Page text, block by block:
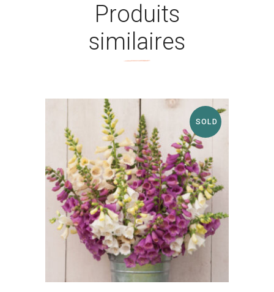
Produits
similaires
SOLD